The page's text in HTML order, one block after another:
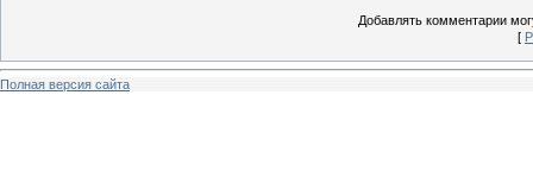
Добавлять комментарии
[
Полная версия сайта